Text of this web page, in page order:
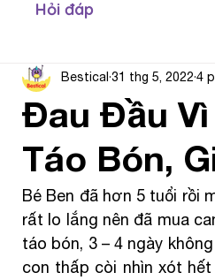
Hỏi đáp
Đau Đầu
Táo Bón,
Bestical 31 thg 5, 2022 4
Bé Ben đã hơn 5 tuổi rồi
rất lo lắng nên đã mua
táo bón, 3 – 4 ngày
con thấp còi nhìn xót